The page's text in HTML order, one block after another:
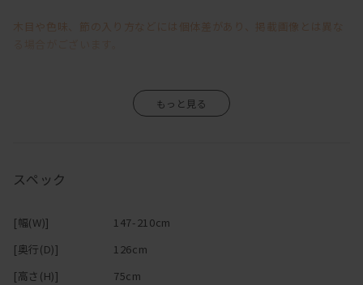
は、
わざわざ呼んだりするのは、面倒で
「まぁいっか」と思ったり、照れくさかったりするけど、
大きなダイニングテーブルが置けない間取りでも、空間を広く使え
テレビを見ながらパソコンや作業ができるのも嬉しい！
ソファに2人ゆっくり座ってお酒を飲むときは、
木目や色味、節の入り方などには個体差があり、掲載画像とは異な
そのため、「イメージと異なる」といった理由による返品・交換は
と幸いです。
スペック
[幅(W)]
147-210cm
[奥行(D)]
126cm
[高さ(H)]
75cm